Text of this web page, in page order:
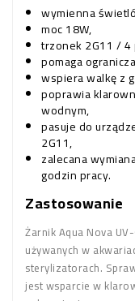
wymienna
moc 18W,
trzonek 2G11 / 4
pomaga
wspiera walkę z
poprawia
wodnym,
pasuje do
2G11,
zalecana
godzin pracy.
Zastosowanie
Żarnik Aqua Nova
używanych w
sterylizatorach.
jest wsparcie w